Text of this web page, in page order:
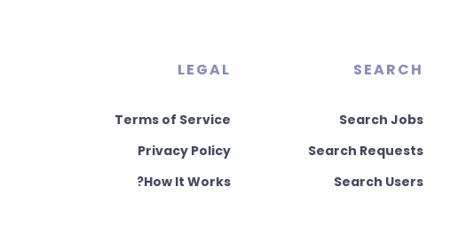
SEARCH
Search Jobs
Search Requests
Search Users
LEGAL
Terms of Service
Privacy Policy
How It Works?